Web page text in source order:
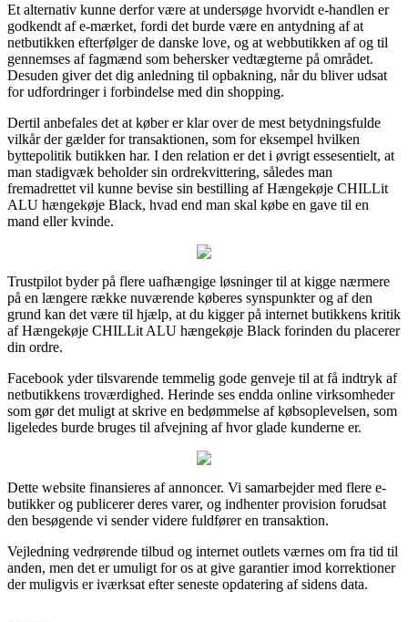
Et alternativ kunne derfor være at undersøge hvorvidt e-handlen er
godkendt af e-mærket, fordi det burde være en antydning af at
netbutikken efterfølger de danske love, og at webbutikken af og til
gennemses af fagmænd som behersker vedtægterne på området.
Desuden giver det dig anledning til opbakning, når du bliver udsat
for udfordringer i forbindelse med din shopping.
Dertil anbefales det at køber er klar over de mest betydningsfulde
vilkår der gælder for transaktionen, som for eksempel hvilken
byttepolitik butikken har. I den relation er det i øvrigt essesentielt, at
man stadigvæk beholder sin ordrekvittering, således man
fremadrettet vil kunne bevise sin bestilling af Hængekøje CHILLit
ALU hængekøje Black, hvad end man skal købe en gave til en
mand eller kvinde.
Trustpilot byder på flere uafhængige løsninger til at kigge nærmere
på en længere række nuværende køberes synspunkter og af den
grund kan det være til hjælp, at du kigger på internet butikkens kritik
af Hængekøje CHILLit ALU hængekøje Black forinden du placerer
din ordre.
Facebook yder tilsvarende temmelig gode genveje til at få indtryk af
netbutikkens troværdighed. Herinde ses endda online virksomheder
som gør det muligt at skrive en bedømmelse af købsoplevelsen, som
ligeledes burde bruges til afvejning af hvor glade kunderne er.
Dette website finansieres af annoncer. Vi samarbejder med flere e-
butikker og publicerer deres varer, og indhenter provision forudsat
den besøgende vi sender videre fuldfører en transaktion.
Vejledning vedrørende tilbud og internet outlets værnes om fra tid til
anden, men det er umuligt for os at give garantier imod korrektioner
der muligvis er iværksat efter seneste opdatering af sidens data.